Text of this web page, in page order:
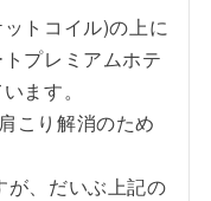
トコイル)の上に
プレミアムホテ
ます。
こり解消のため
が、だいぶ上記の